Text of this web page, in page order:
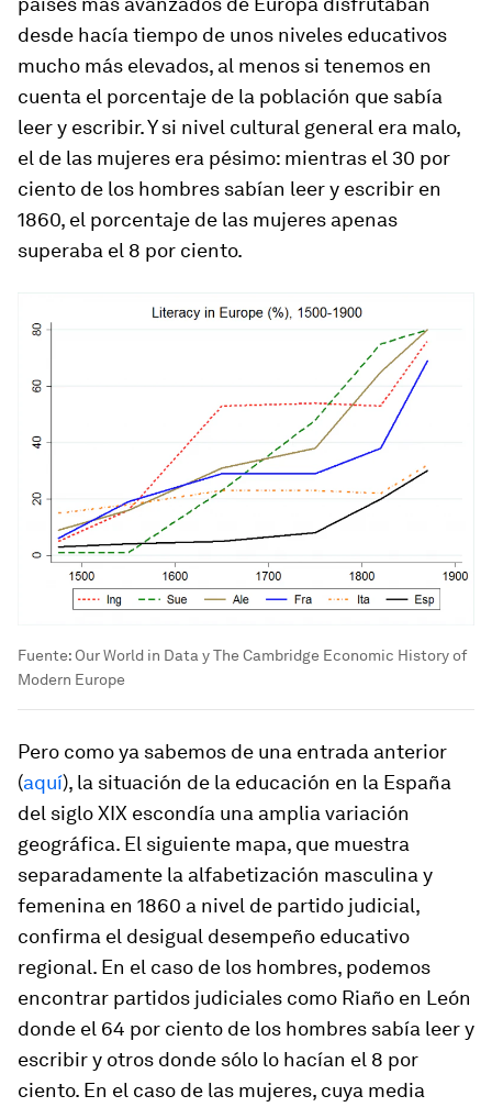
desde hacía tiempo de unos niveles educativos
mucho más elevados, al menos si tenemos en
cuenta el porcentaje de la población que sabía
leer y escribir. Y si nivel cultural general era malo,
el de las mujeres era pésimo: mientras el 30 por
ciento de los hombres sabían leer y escribir en
1860, el porcentaje de las mujeres apenas
superaba el 8 por ciento.
Fuente: Our World in Data y The Cambridge Economic History of
Modern Europe
Pero como ya sabemos de una entrada anterior
(aquí), la situación de la educación en la España
del siglo XIX escondía una amplia variación
geográfica. El siguiente mapa, que muestra
separadamente la alfabetización masculina y
femenina en 1860 a nivel de partido judicial,
confirma el desigual desempeño educativo
regional. En el caso de los hombres, podemos
encontrar partidos judiciales como Riaño en León
donde el 64 por ciento de los hombres sabía leer y
escribir y otros donde sólo lo hacían el 8 por
ciento. En el caso de las mujeres, cuya media